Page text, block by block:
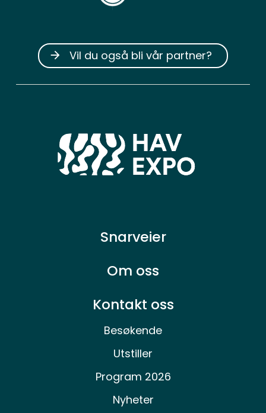
arrow_forward Vil du også bli vår partner?
Snarveier
Om oss
Kontakt oss
Besøkende
Utstiller
Program 2026
Nyheter